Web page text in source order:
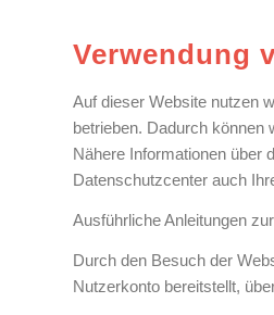
Verwendung
Auf dieser Website nutzen
betrieben. Dadurch können
Nähere Informationen über
Datenschutzcenter auch
Ausführliche Anleitungen
Durch den Besuch der
Nutzerkonto bereitstellt,